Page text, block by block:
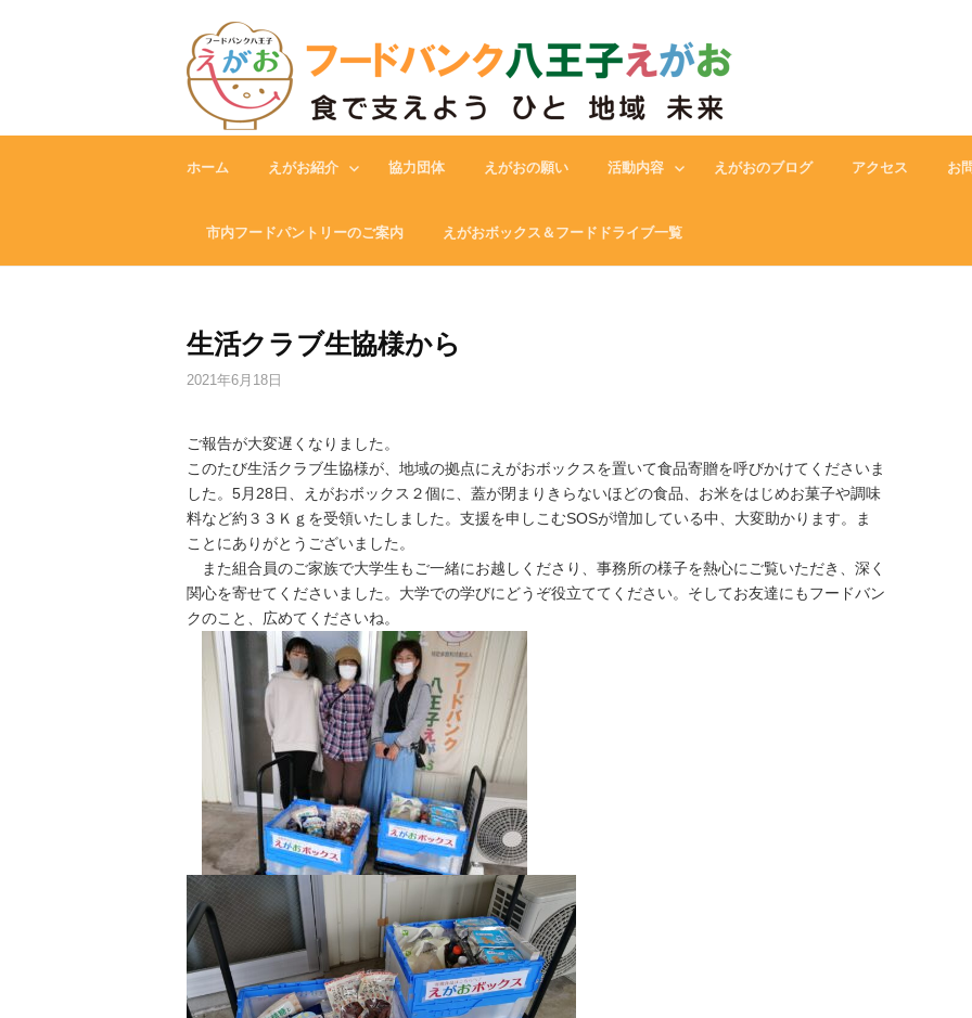
ホーム えがお紹介 協力団体 えがおの願い 活動内容 えがおのブログ アクセス お
市内フードパントリーのご案内 えがおボックス＆フードドライブ一覧
生活クラブ生協様から
2021年6月18日
ご報告が大変遅くなりました。
このたび生活クラブ生協様が、地域の拠点にえがおボックスを置いて食品寄贈を呼びかけてくださいま
した。5月28日、えがおボックス２個に、蓋が閉まりきらないほどの食品、お米をはじめお菓子や調味
料など約３３Ｋｇを受領いたしました。支援を申しこむSOSが増加している中、大変助かります。ま
ことにありがとうございました。
また組合員のご家族で大学生もご一緒にお越しくださり、事務所の様子を熱心にご覧いただき、深く
関心を寄せてくださいました。大学での学びにどうぞ役立ててください。そしてお友達にもフードバン
クのこと、広めてくださいね。